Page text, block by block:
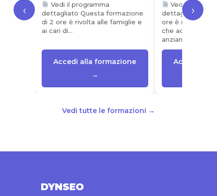
‹
Vedi il programma
dettagliato Questa formazione
di 2 ore è rivolta alle famiglie e
ai cari di…
Accedi alla formazione
→
Vedi il
dettagliato
ore è rivolto ai
che
anziane…
Accedi alla
›
Vedi tutte le formazioni →
DYNSEO